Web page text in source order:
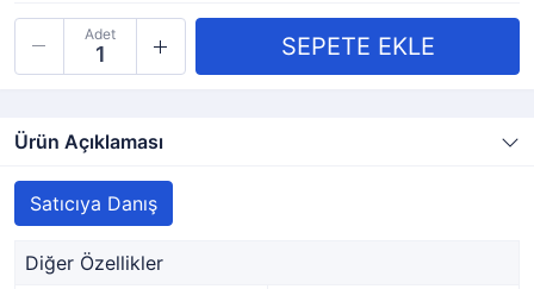
Adet
Ürün Açıklaması
Satıcıya Danış
Diğer Özellikler